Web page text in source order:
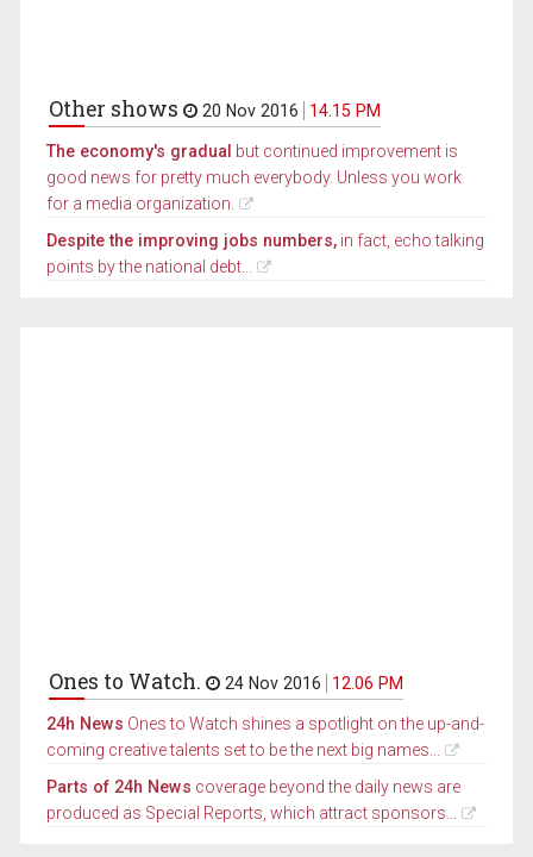
Other shows 20 Nov 2016 14.15 PM
The economy's gradual but continued improvement is
good news for pretty much everybody. Unless you work
for a media organization.
Despite the improving jobs numbers, in fact, echo talking
points by the national debt...
Ones to Watch. 24 Nov 2016 12.06 PM
24h News Ones to Watch shines a spotlight on the up-and-
coming creative talents set to be the next big names...
Parts of 24h News coverage beyond the daily news are
produced as Special Reports, which attract sponsors...